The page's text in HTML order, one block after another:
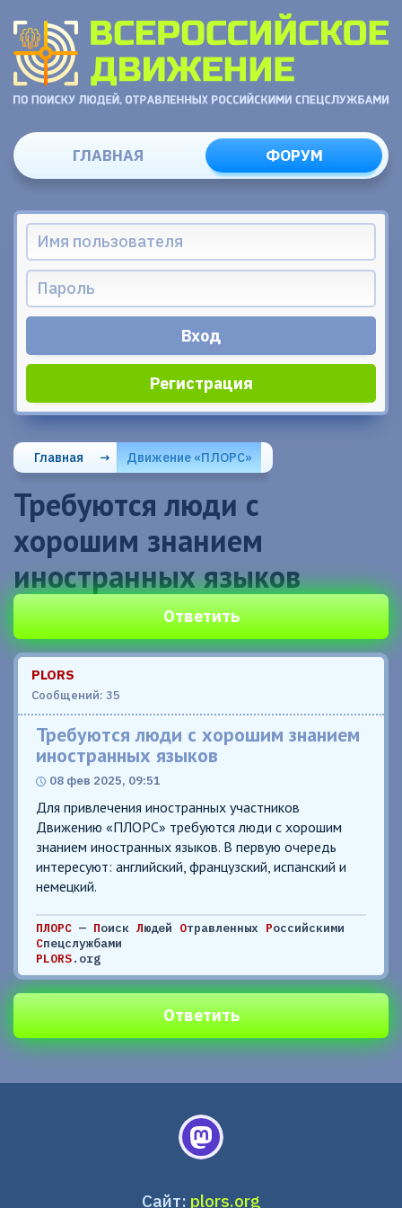
ГЛАВНАЯ ФОРУМ
Регистрация
Главная → Движение «ПЛОРС»
Требуются люди с
хорошим знанием
иностранных языков
Ответить
PLORS
Сообщений: 35
Требуются люди с хорошим знанием
иностранных языков
08 фев 2025, 09:51
Для привлечения иностранных участников
Движению «ПЛОРС» требуются люди с хорошим
знанием иностранных языков. В первую очередь
интересуют: английский, французский, испанский и
немецкий.
ПЛОРС — Поиск Людей Отравленных Российскими
Спецслужбами
PLORS.org
Ответить
Сайт: plors.org